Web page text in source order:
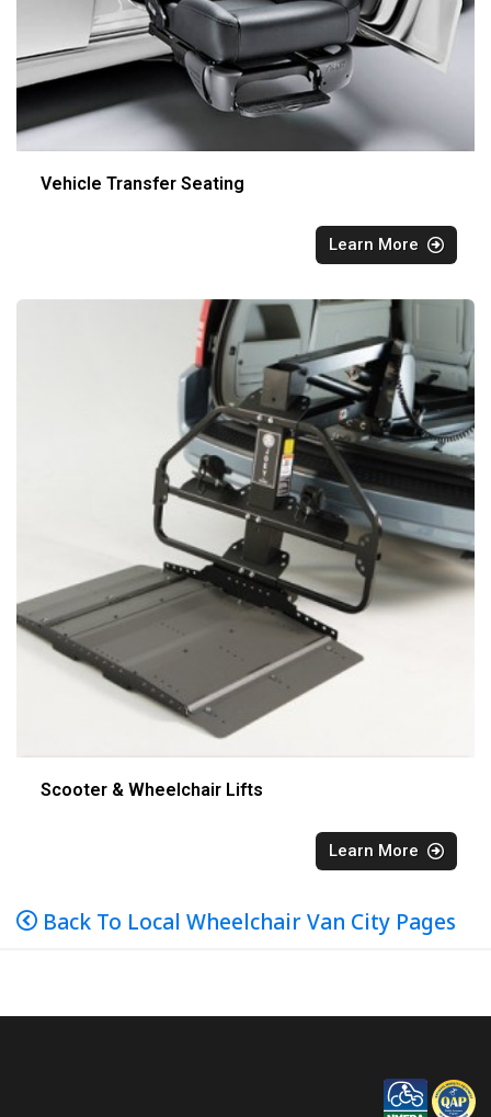
Vehicle Transfer Seating
Learn More
Scooter & Wheelchair Lifts
Learn More
Back To Local Wheelchair Van City Pages